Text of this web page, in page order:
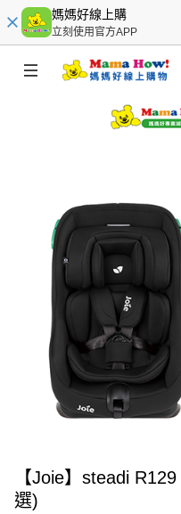
媽媽好線上購
立刻使用官方APP
【Joie】steadi
選)